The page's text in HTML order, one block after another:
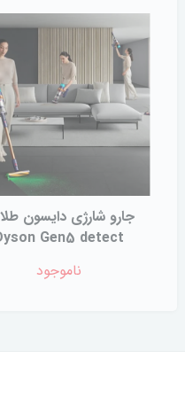
جارو شارژی دایسون
Gen5 detect
ناموجود